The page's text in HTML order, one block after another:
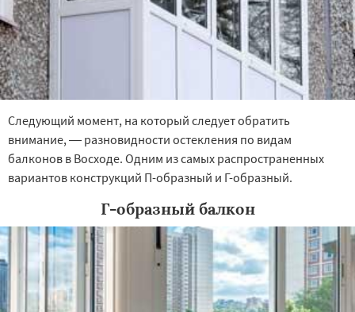
Следующий момент, на который следует обратить
внимание, — разновидности остекления по видам
балконов в Восходе. Одним из самых распространенных
вариантов конструкций П-образный и Г-образный.
Г-образный балкон